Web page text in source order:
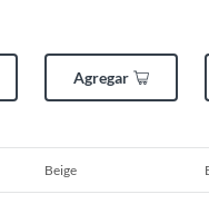
FixAgregar
Beige